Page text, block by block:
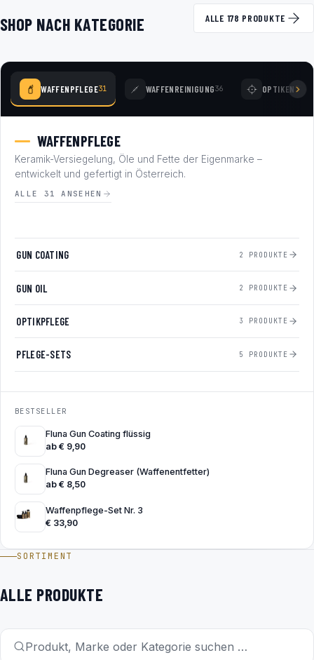
SHOP NACH KATEGORIE ALLE 178 PRODUKTE
WAFFENPFLEGE31 WAFFENREINIGUNG36 OPTIKEN 77
WAFFENPFLEGE
Keramik-Versiegelung, Öle und Fette der Eigenmarke –
entwickelt und gefertigt in Österreich.
ALLE 31 ANSEHEN
GUN COATING 2 PRODUKTE
GUN OIL 2 PRODUKTE
OPTIKPFLEGE 3 PRODUKTE
PFLEGE-SETS 5 PRODUKTE
BESTSELLER
Fluna Gun Coating flüssig
ab € 9,90
Fluna Gun Degreaser (Waffenentfetter)
ab € 8,50
Waffenpflege-Set Nr. 3
€ 33,90
SORTIMENT
ALLE PRODUKTE